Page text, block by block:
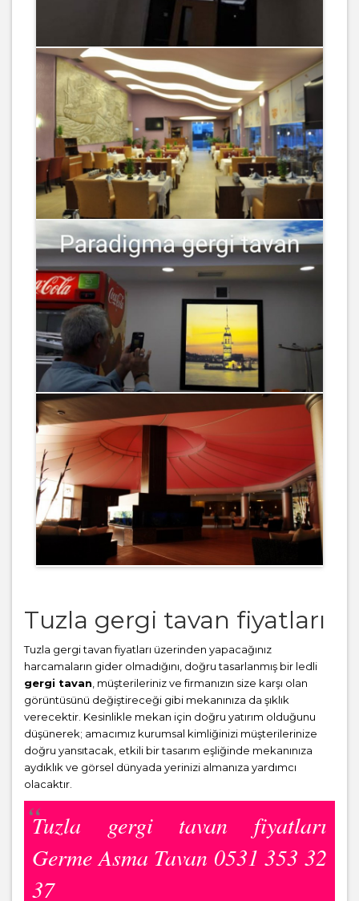
Tuzla gergi tavan fiyatları
Tuzla gergi tavan fiyatları üzerinden yapacağınız
harcamaların gider olmadığını, doğru tasarlanmış bir ledli
gergi tavan , müşterileriniz ve firmanızın size karşı olan
görüntüsünü değiştireceği gibi mekanınıza da şıklık
verecektir. Kesinlikle mekan için doğru yatırım olduğunu
düşünerek; amacımız kurumsal kimliğinizi müşterilerinize
doğru yansıtacak, etkili bir tasarım eşliğinde mekanınıza
aydıklık ve görsel dünyada yerinizi almanıza yardımcı
olacaktır.
Tuzla gergi tavan fiyatları
Germe Asma Tavan 0531 353 32
37